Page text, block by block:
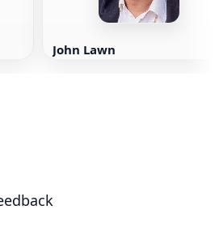
John Lawn